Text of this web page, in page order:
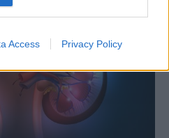
Access Privacy Policy